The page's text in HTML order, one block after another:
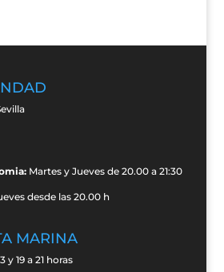
Martes y Jueves de 20.00 a 21:30
desde las 20.00 h
MARINA
y 19 a 21 horas